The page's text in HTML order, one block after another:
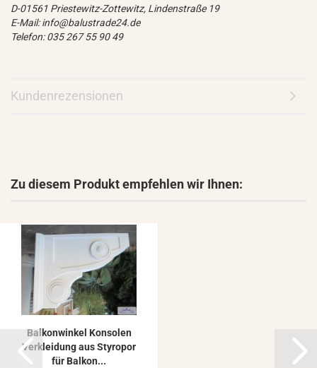
D-01561 Priestewitz-Zottewitz, Lindenstraße 19
E-Mail: info@balustrade24.de
Telefon: 035 267 55 90 49
Kundenrezensionen
Zu diesem Produkt empfehlen wir Ihnen:
Bal­kon­win­kel Kon­so­len
Ver­klei­dung aus Sty­ro­por
für Bal­kon...